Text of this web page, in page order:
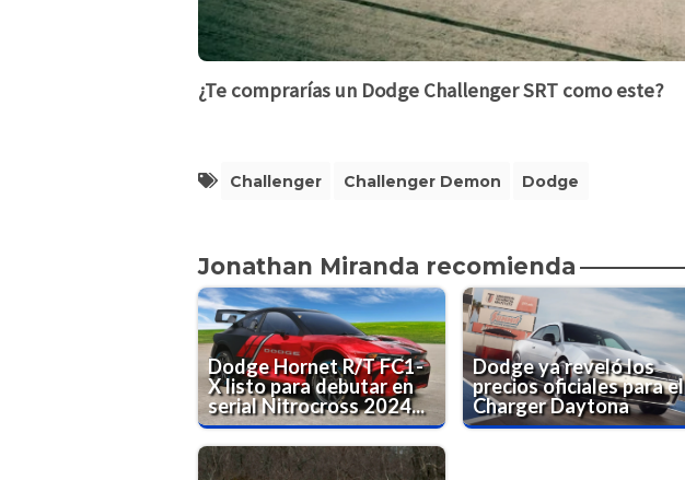
¿Te comprarías un Dodge Challenger SRT como este?
Challenger Challenger Demon Dodge
Jonathan Miranda recomienda
Dodge Hornet R/T FC1-
X listo para debutar en
serial Nitrocross 2024...
Dodge ya reveló los
precios oficiales para el
Charger Daytona